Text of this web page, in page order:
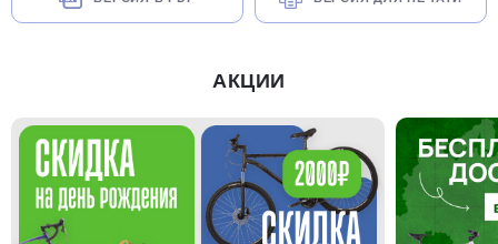
АКЦИИ